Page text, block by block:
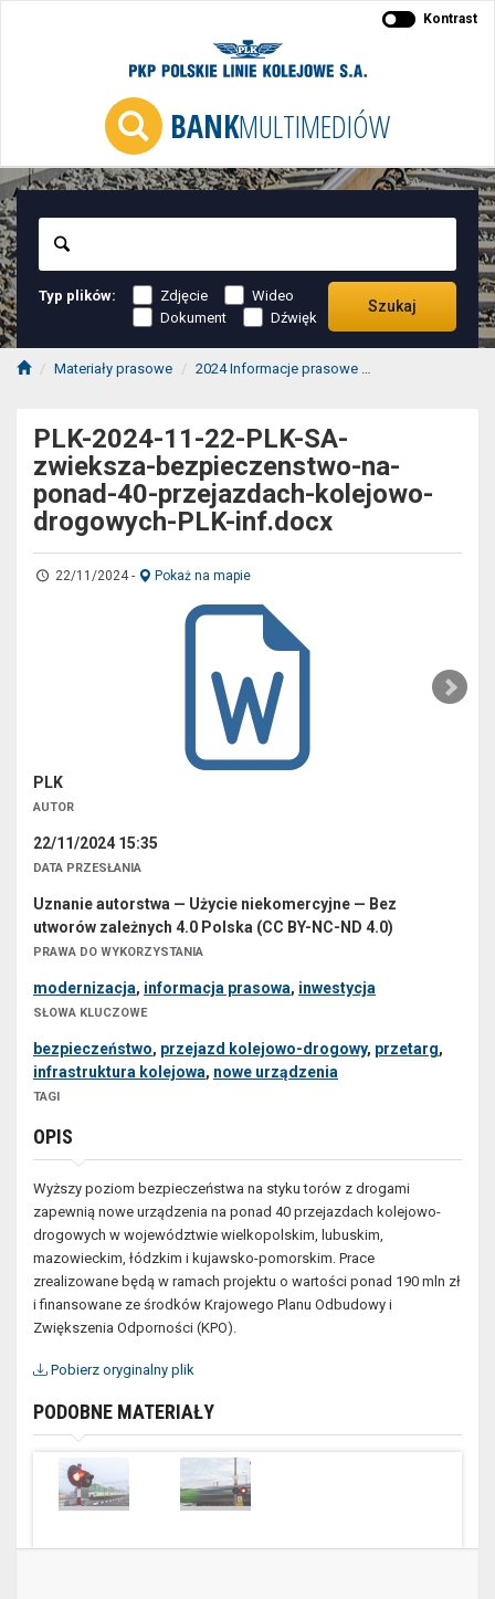
BANKMULTIMEDIÓW
Kontrast
Typ plików: Zdjęcie
Wideo
Dokument
Dźwięk
Szukaj
Materiały prasowe 2024 Informacje prasowe
PLK-2024-11-22-PLK-SA-
zwieksza-bezpieczenstwo-na-
ponad-40-przejazdach-kolejowo-
drogowych-PLK-inf.docx
22/11/2024- Pokaż na mapie
PLK
AUTOR
22/11/2024 15:35
DATA PRZESŁANIA
Uznanie autorstwa — Użycie niekomercyjne — Bez
utworów zależnych 4.0 Polska (CC BY-NC-ND 4.0)
PRAWA DO WYKORZYSTANIA
modernizacja, informacja prasowa, inwestycja
SŁOWA KLUCZOWE
bezpieczeństwo, przejazd kolejowo-drogowy, przetarg,
infrastruktura kolejowa, nowe urządzenia
TAGI
OPIS
Wyższy poziom bezpieczeństwa na styku torów z drogami
zapewnią nowe urządzenia na ponad 40 przejazdach kolejowo-
drogowych w województwie wielkopolskim, lubuskim,
mazowieckim, łódzkim i kujawsko-pomorskim. Prace
zrealizowane będą w ramach projektu o wartości ponad 190 mln zł
i finansowane ze środków Krajowego Planu Odbudowy i
Zwiększenia Odporności (KPO).
Pobierz oryginalny plik
PODOBNE MATERIAŁY